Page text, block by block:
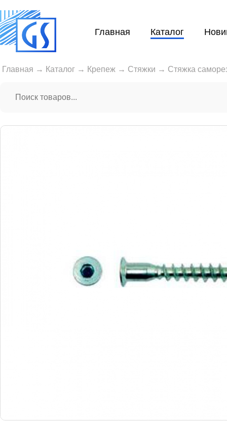
Главная Каталог
Главная → Каталог → Крепеж → Стяжки → Стяжка